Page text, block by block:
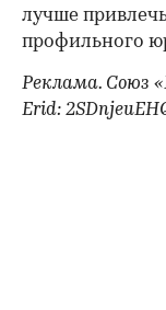
лучше
профильного
Реклама. Союз
Erid: